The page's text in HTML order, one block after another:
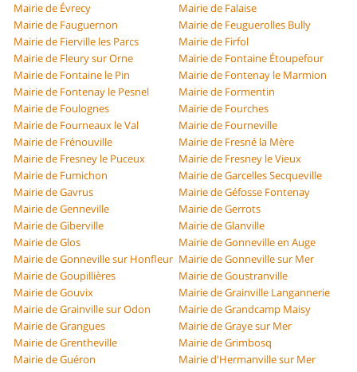
Mairie de Évrecy
Mairie de Falaise
Mairie de Fauguernon
Mairie de Feuguerolles Bully
Mairie de Fierville les Parcs
Mairie de Firfol
Mairie de Fleury sur Orne
Mairie de Fontaine Étoupefour
Mairie de Fontaine le Pin
Mairie de Fontenay le Marmion
Mairie de Fontenay le Pesnel
Mairie de Formentin
Mairie de Foulognes
Mairie de Fourches
Mairie de Fourneaux le Val
Mairie de Fourneville
Mairie de Frénouville
Mairie de Fresné la Mère
Mairie de Fresney le Puceux
Mairie de Fresney le Vieux
Mairie de Fumichon
Mairie de Garcelles Secqueville
Mairie de Gavrus
Mairie de Géfosse Fontenay
Mairie de Genneville
Mairie de Gerrots
Mairie de Giberville
Mairie de Glanville
Mairie de Glos
Mairie de Gonneville en Auge
Mairie de Gonneville sur Honfleur Mairie de Gonneville sur Mer
Mairie de Goupillières
Mairie de Goustranville
Mairie de Gouvix
Mairie de Grainville Langannerie
Mairie de Grainville sur Odon
Mairie de Grandcamp Maisy
Mairie de Grangues
Mairie de Graye sur Mer
Mairie de Grentheville
Mairie de Grimbosq
Mairie de Guéron
Mairie d'Hermanville sur Mer